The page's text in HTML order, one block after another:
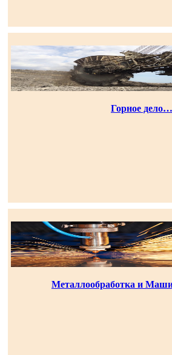
Горное дело…
Металлообработка и